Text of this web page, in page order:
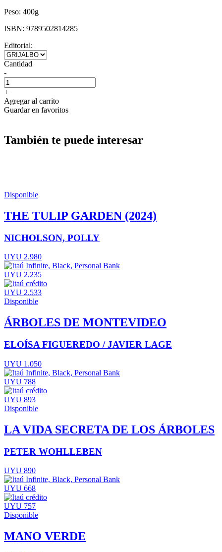
Peso: 400g
ISBN: 9789502814285
Editorial:
Cantidad
-
+
Agregar al carrito
Guardar en favoritos
También te puede interesar
Disponible
THE TULIP GARDEN (2024)
NICHOLSON, POLLY
UYU 2.980
UYU 2.235
UYU 2.533
Disponible
ÁRBOLES DE MONTEVIDEO
ELOÍSA FIGUEREDO / JAVIER LAGE
UYU 1.050
UYU 788
UYU 893
Disponible
LA VIDA SECRETA DE LOS ÁRBOLES
PETER WOHLLEBEN
UYU 890
UYU 668
UYU 757
Disponible
MANO VERDE